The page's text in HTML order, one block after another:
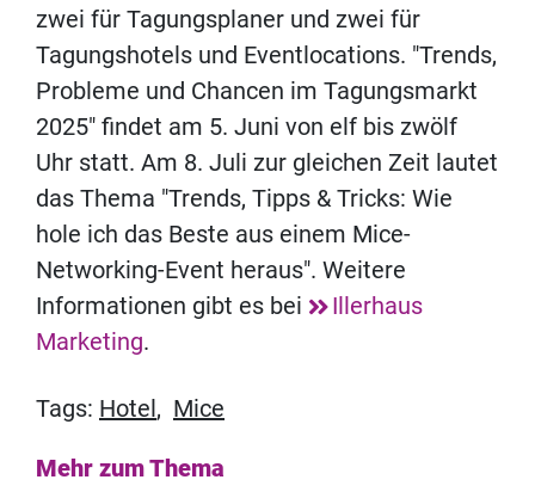
zwei für Tagungsplaner und zwei für
Tagungshotels und Eventlocations. "Trends,
Probleme und Chancen im Tagungsmarkt
2025" findet am 5. Juni von elf bis zwölf
Uhr statt. Am 8. Juli zur gleichen Zeit lautet
das Thema "Trends, Tipps & Tricks: Wie
hole ich das Beste aus einem Mice-
Networking-Event heraus". Weitere
Informationen gibt es bei
Illerhaus
Marketing.
Tags: Hotel , Mice
Mehr zum Thema